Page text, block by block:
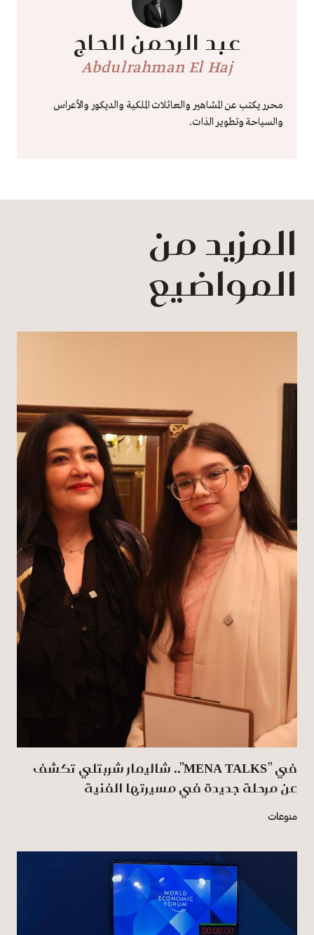
عبد الرحمن الحاج
Abdulrahman El Haj
محرر يكتب عن المشاهير والعائلات الملكية والديكور والأعراس
والسياحة وتطوير الذات.
المزيد من
المواضيع
في "MENA TALKS".. شاليمار شربتلي تكشف
عن مرحلة جديدة في مسيرتها الفنية
منوعات